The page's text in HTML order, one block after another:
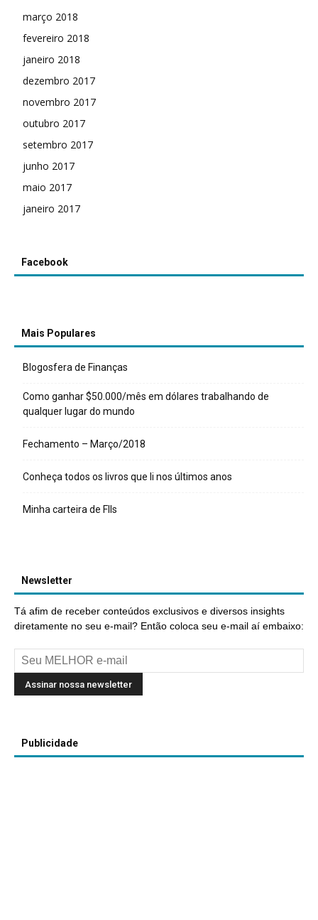
março 2018
fevereiro 2018
janeiro 2018
dezembro 2017
novembro 2017
outubro 2017
setembro 2017
junho 2017
maio 2017
janeiro 2017
Facebook
Mais Populares
Blogosfera de Finanças
Como ganhar $50.000/mês em dólares trabalhando de
qualquer lugar do mundo
Fechamento – Março/2018
Conheça todos os livros que li nos últimos anos
Minha carteira de FIIs
Newsletter
Tá afim de receber conteúdos exclusivos e diversos insights
diretamente no seu e-mail? Então coloca seu e-mail aí embaixo:
Publicidade